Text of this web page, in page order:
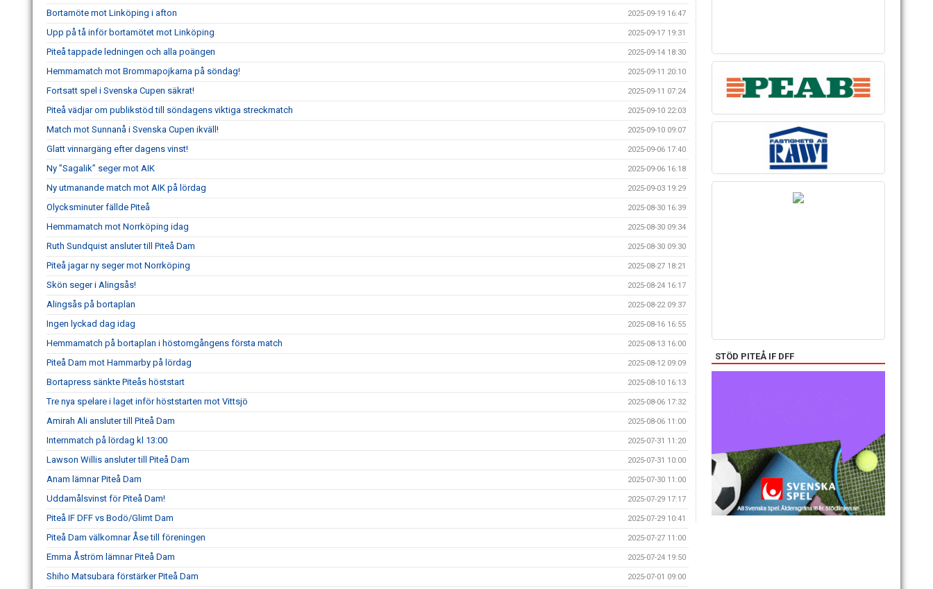
Bortamöte mot Linköping i afton 2025-09-19 16:47
Upp på tå inför bortamötet mot Linköping 2025-09-17 19:31
Piteå tappade ledningen och alla poängen 2025-09-14 18:30
Hemmamatch mot Brommapojkarna på söndag! 2025-09-11 20:10
Fortsatt spel i Svenska Cupen säkrat! 2025-09-11 07:24
Piteå vädjar om publikstöd till söndagens viktiga streckmatch 2025-09-10 22:03
Match mot Sunnanå i Svenska Cupen ikväll! 2025-09-10 09:07
Glatt vinnargäng efter dagens vinst! 2025-09-06 17:40
Ny ”Sagalik” seger mot AIK 2025-09-06 16:18
Ny utmanande match mot AIK på lördag 2025-09-03 19:29
Olycksminuter fällde Piteå 2025-08-30 16:39
Hemmamatch mot Norrköping idag 2025-08-30 09:34
Ruth Sundquist ansluter till Piteå Dam 2025-08-30 09:30
Piteå jagar ny seger mot Norrköping 2025-08-27 18:21
Skön seger i Alingsås! 2025-08-24 16:17
Alingsås på bortaplan 2025-08-22 09:37
Ingen lyckad dag idag 2025-08-16 16:55
Hemmamatch på bortaplan i höstomgångens första match 2025-08-13 16:00
Piteå Dam mot Hammarby på lördag 2025-08-12 09:09
Bortapress sänkte Piteås höststart 2025-08-10 16:13
Tre nya spelare i laget inför höststarten mot Vittsjö 2025-08-06 17:32
Amirah Ali ansluter till Piteå Dam 2025-08-06 11:00
Internmatch på lördag kl 13:00 2025-07-31 11:20
Lawson Willis ansluter till Piteå Dam 2025-07-31 10:00
Anam lämnar Piteå Dam 2025-07-30 11:00
Uddamålsvinst för Piteå Dam! 2025-07-29 17:17
Piteå IF DFF vs Bodö/Glimt Dam 2025-07-29 10:41
Piteå Dam välkomnar Åse till föreningen 2025-07-27 11:00
Emma Åström lämnar Piteå Dam 2025-07-24 19:50
Shiho Matsubara förstärker Piteå Dam 2025-07-01 09:00
STÖD PITEÅ IF DFF